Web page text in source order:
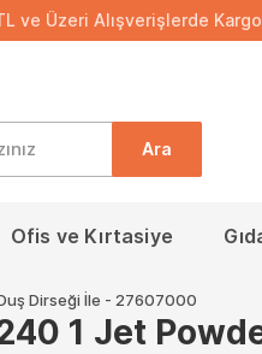
ve Üzeri Alışverişlerde
Ara
Ofis ve Kırtasiye
Dirseği İle - 27607000
1 Jet